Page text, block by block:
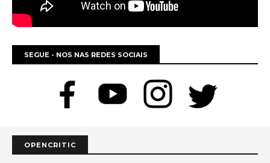
SEGUE - NOS NAS REDES SOCIAIS
OPENCRITIC